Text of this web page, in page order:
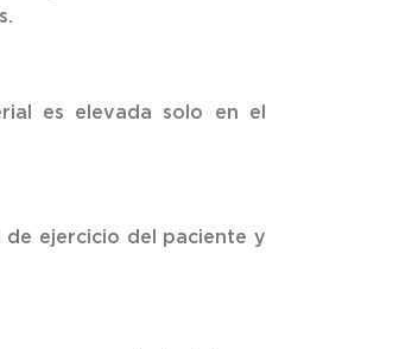
es elevada solo en el
de ejercicio del paciente y